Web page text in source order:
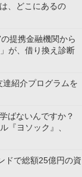
、どこにあるの
提携金融機関から
が、借り換え診断
紹介プログラムを
ばないんですか？
『ヨソック』、
ドで総額25億円の資